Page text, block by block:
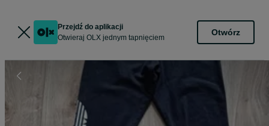
Przejdź do aplikacji
Otwieraj OLX jednym tapnięciem
Otwórz